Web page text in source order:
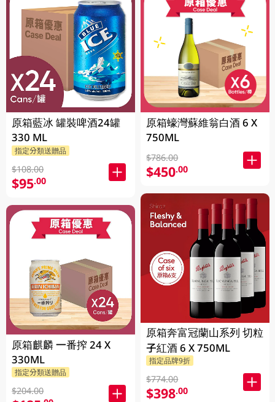
原箱藍冰 罐裝啤酒24罐
330 ML
指定分類送贈品
$108.00
$95.00
原箱麒麟 一番搾 24 X
330ML
指定分類送贈品
$204.00
原箱蠔灣蘇維翁白酒 6 X
750ML
$786.00
$450.00
原箱奔富冠蘭山系列 切粒
子紅酒 6 X 750ML
指定品牌9折
$774.00
$398.00